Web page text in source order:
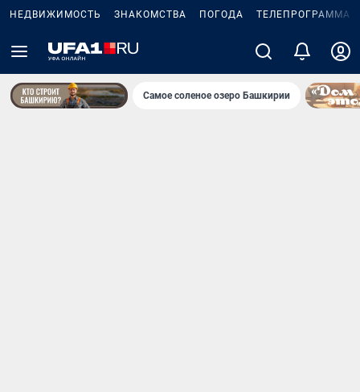
НЕДВИЖИМОСТЬ ЗНАКОМСТВА ПОГОДА ТЕЛЕПРОГРАММА
Самое соленое озеро Башкирии